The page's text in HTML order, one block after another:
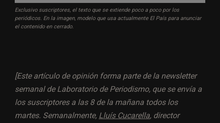
Exclusivo suscriptores, el texto que se extiende poco a poco por los
periódicos. En la imagen, modelo que usa actualmente El País para anunciar
el contenido en cerrado.
[Este artículo de opinión forma parte de la newsletter
semanal de Laboratorio de Periodismo, que se envía a
los suscriptores a las 8 de la mañana todos los
martes. Semanalmente, Lluís Cucarella, director